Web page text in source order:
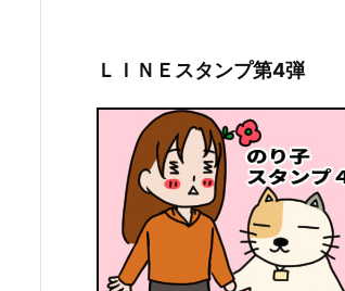
ブＬＩＮＥスタンプ第4弾